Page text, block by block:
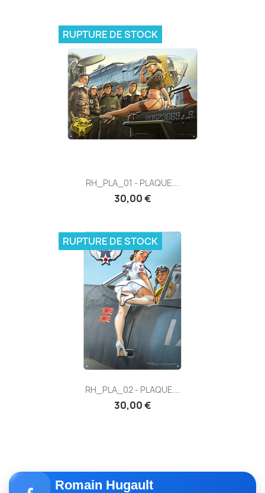
RH_PLA_01 - PLAQUE...
30,00 €
RUPTURE DE STOCK
RH_PLA_02 - PLAQUE...
30,00 €
RUPTURE DE STOCK
Romain Hugault